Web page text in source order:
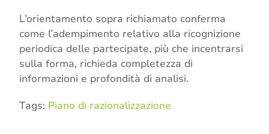
L’orientamento sopra richiamato conferma
come l’adempimento relativo alla ricognizione
periodica delle partecipate, più che incentrarsi
sulla forma, richieda completezza di
informazioni e profondità di analisi.
Tags: Piano di razionalizzazione